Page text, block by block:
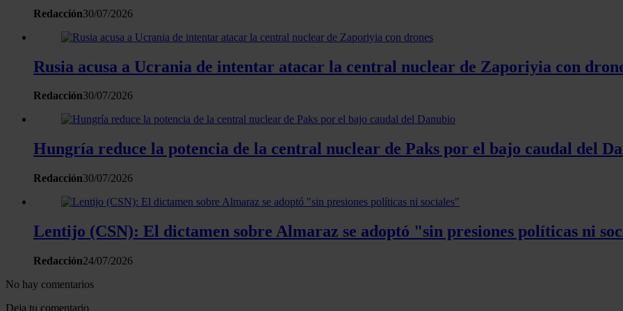
Redacción30/07/2026
Rusia acusa a Ucrania de intentar atacar la central nuclear de Zaporiyia con
Redacción30/07/2026
Hungría reduce la potencia de la central nuclear de Paks por el bajo caudal del
Redacción30/07/2026
Lentijo (CSN): El dictamen sobre Almaraz se adoptó "sin presiones políticas ni
Redacción24/07/2026
No hay comentarios
Deja tu comentario